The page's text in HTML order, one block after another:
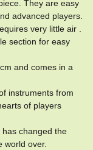
They are easy
advanced players.
very little air .
section for easy
and comes in a
instruments from
of players
changed the
world over.